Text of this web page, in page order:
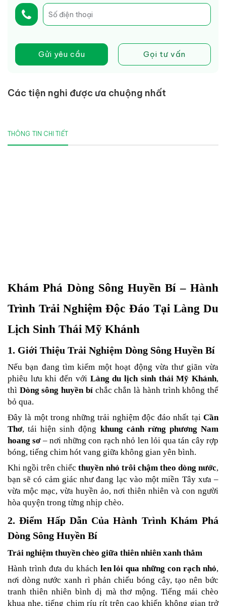
Gửi yêu cầu Gọi tư vấn
Các tiện nghi được ưa chuộng nhất
THÔNG TIN CHI TIẾT
Khám Phá Dòng Sông Huyền Bí – Hành
Trình Trải Nghiệm Độc Đáo Tại Làng Du
Lịch Sinh Thái Mỹ Khánh
1. Giới Thiệu Trải Nghiệm Dòng Sông Huyền Bí
Nếu bạn đang tìm kiếm một hoạt động vừa thư giãn vừa
phiêu lưu khi đến với Làng du lịch sinh thái Mỹ Khánh,
thì Dòng sông huyền bí chắc chắn là hành trình không thể
bỏ qua.
Đây là một trong những trải nghiệm độc đáo nhất tại Cần
Thơ, tái hiện sinh động khung cảnh rừng phương Nam
hoang sơ – nơi những con rạch nhỏ len lỏi qua tán cây rợp
bóng, tiếng chim hót vang giữa không gian yên bình.
Khi ngồi trên chiếc thuyền nhỏ trôi chậm theo dòng nước,
bạn sẽ có cảm giác như đang lạc vào một miền Tây xưa –
vừa mộc mạc, vừa huyền ảo, nơi thiên nhiên và con người
hòa quyện trong từng nhịp chèo.
2. Điểm Hấp Dẫn Của Hành Trình Khám Phá
Dòng Sông Huyền Bí
Trải nghiệm thuyền chèo giữa thiên nhiên xanh thẳm
Hành trình đưa du khách len lỏi qua những con rạch nhỏ,
nơi dòng nước xanh rì phản chiếu bóng cây, tạo nên bức
tranh thiên nhiên bình dị mà thơ mộng. Tiếng mái chèo
khua nhẹ, tiếng chim ríu rít trên cao khiến không gian trở